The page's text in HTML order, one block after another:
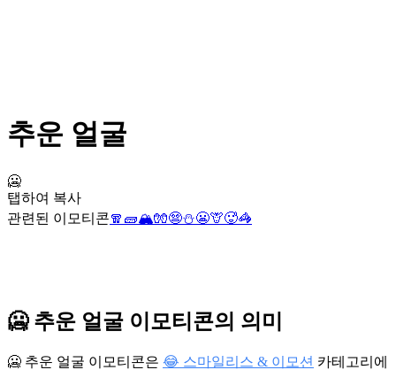
추운 얼굴
🥶
탭하여 복사
관련된 이모티콘🧣 🧱🏔️🧤😨⛄😬🦒🥵🦓
🥶 추운 얼굴 이모티콘의 의미
🥶 추운 얼굴 이모티콘은 😂 스마일리스 & 이모션 카테고리에